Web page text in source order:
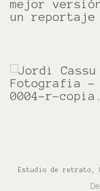
mejor
un
Estudio de retrato,